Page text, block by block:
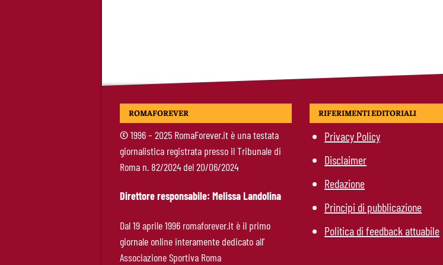
ROMAFOREVER
©1996 – 2025 RomaForever.it è una testata
giornalistica registrata presso il Tribunale di
Roma n. 82/2024 del 20/06/2024
Direttore responsabile: Melissa Landolina
Dal 19 aprile 1996 romaforever.it è il primo
giornale online interamente dedicato all’
Associazione Sportiva Roma
RIFERIMENTI EDITORIALI
Privacy Policy
Disclaimer
Redazione
Principi di pubblicazione
Politica di feedback attuabile